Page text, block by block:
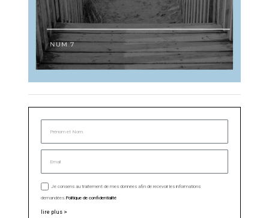
Je consens au traitement de mes données afin de recevoir les informations
demandées.Politique de confidentialité
lire plus >